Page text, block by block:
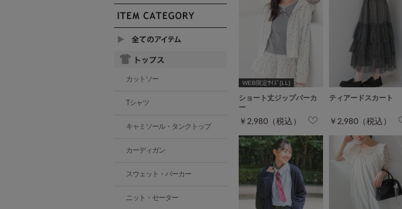
WEB限定ｻｲｽﾞ[LL]
ショート丈ジップパーカ
ー
￥2,980（税込）
ティアードスカート
￥2,980（税込）
カットソー
Tシャツ
キャミソール・タンクトップ
カーディガン
スウェット・パーカー
ニット・セーター